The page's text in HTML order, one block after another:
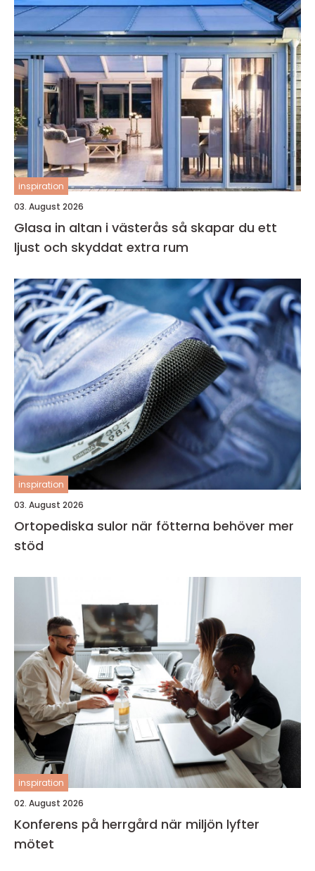
inspiration
03. August 2026
Glasa in altan i västerås så skapar du ett
ljust och skyddat extra rum
inspiration
03. August 2026
Ortopediska sulor när fötterna behöver mer
stöd
inspiration
02. August 2026
Konferens på herrgård när miljön lyfter
mötet